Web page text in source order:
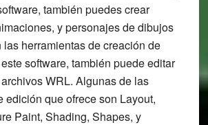
también puedes crear
y personajes de dibujos
herramientas de creación de
software, también puede editar
WRL. Algunas de las
edición que ofrece son Layout,
Paint, Shading, Shapes, y